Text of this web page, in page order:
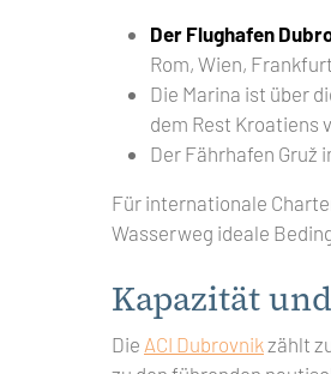
Der Flughafen
Rom, Wien,
Die Marina ist über
dem Rest Kroatiens
Der Fährhafen Gruž
Für internationale
Wasserweg ideale
Kapazität
Die ACI Dubrovnikzählt